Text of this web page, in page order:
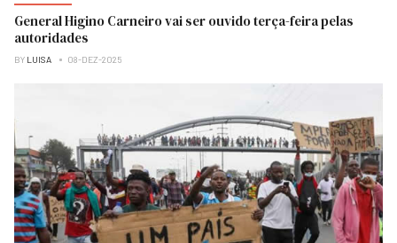
General Higino Carneiro vai ser ouvido terça-feira pelas
autoridades
BY LUISA 08-DEZ-2025